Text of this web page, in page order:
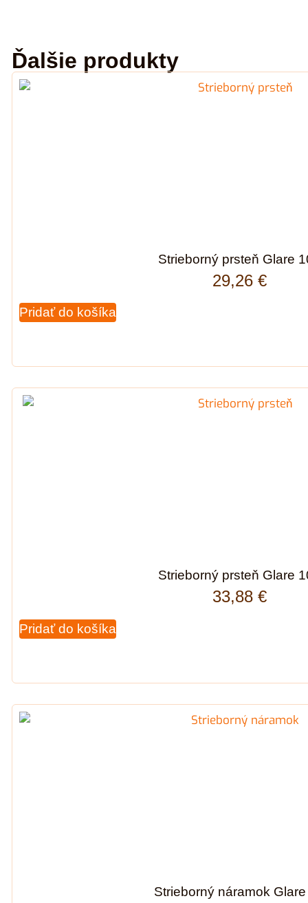
Ďalšie produkty
Strieborný prsteň Glare
29,26 €
Pridať do košíka
Strieborný prsteň Glare
33,88 €
Pridať do košíka
Strieborný náramok